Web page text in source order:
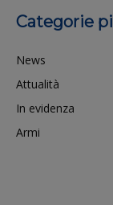
Categorie
News
Attualità
In evidenza
Armi